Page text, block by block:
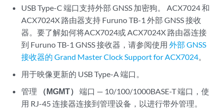
USB Type-C 端口支持外部 GNSS 加密狗。ACX7024和
ACX7024X 路由器支持 Furuno TB-1 外部 GNSS 接收
器。要了解如何将ACX7024或ACX7024X 路由器连接
到 Furuno TB-1 GNSS 接收器，请参阅使用外部 GNSS
接收器的 Grand Master Clock Support for ACX7024。
用于映像更新的 USB Type-A 端口。
管理
（MGMT）
端口 — 10/100/1000BASE-T 端口，使
用 RJ-45 连接器连接到管理设备，以进行带外管理。